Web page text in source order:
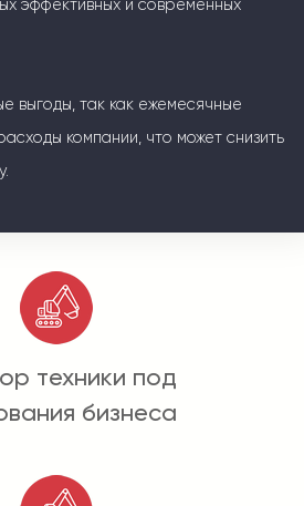
эффективных и современных
выгоды, так как ежемесячные
компании, что может снизить
техники под
бизнеса